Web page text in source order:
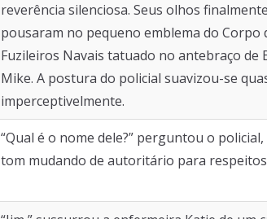
reverência silenciosa. Seus olhos finalmente
pousaram no pequeno emblema do Corpo
Fuzileiros Navais tatuado no antebraço de
Mike. A postura do policial suavizou-se
imperceptivelmente.
“Qual é o nome dele?” perguntou o policial,
tom mudando de autoritário para